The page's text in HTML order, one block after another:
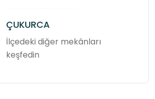
ÇUKURCA
İlçedeki diğer mekânları
keşfedin